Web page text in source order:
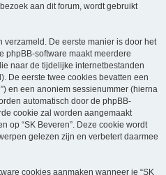
aan dit forum, wordt gebruikt
De eerste manier is door het
phpBB-software maakt meerdere
naar de tijdelijke internetbestanden
De eerste twee cookies bevatten een
en een anoniem sessienummer (hierna
automatisch door de phpBB-
cookie zal worden aangemaakt
op “SK Beveren”. Deze cookie wordt
gelezen zijn en verbetert daarmee
cookies aanmaken wanneer je “SK